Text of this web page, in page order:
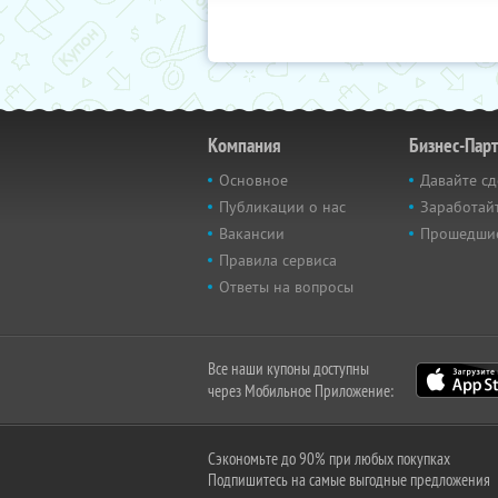
Компания
Основное
Публикации о нас
Вакансии
Правила сервиса
Ответы на вопросы
Бизнес-
Давайте
Все наши купоны доступны
через Мобильное Приложение:
Сэкономьте до 90% при любых покупках
Подпишитесь на самые выгодные предложения